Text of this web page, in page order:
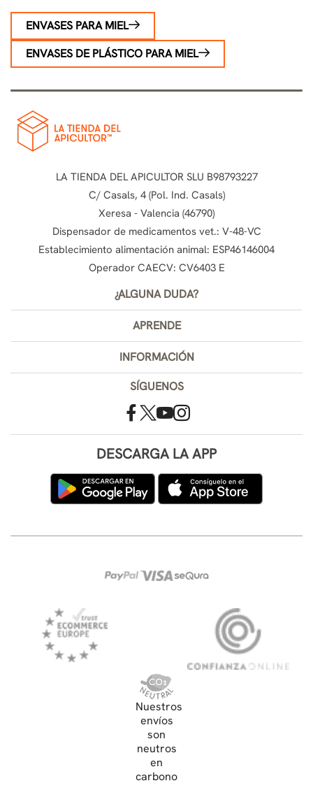
ENVASES PARA MIEL
ENVASES DE PLÁSTICO PARA MIEL
LA TIENDA DEL APICULTOR SLU B98793227
C/ Casals, 4 (Pol. Ind. Casals)
Xeresa - Valencia (46790)
Dispensador de medicamentos vet.: V-48-VC
Establecimiento alimentación animal: ESP46146004
Operador CAECV: CV6403 E
¿ALGUNA DUDA?
APRENDE
INFORMACIÓN
SÍGUENOS
DESCARGA LA APP
Nuestros
envíos
son
neutros
en
carbono